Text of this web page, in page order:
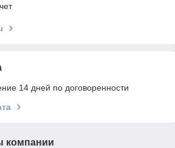
14 дней по договоренности
компании